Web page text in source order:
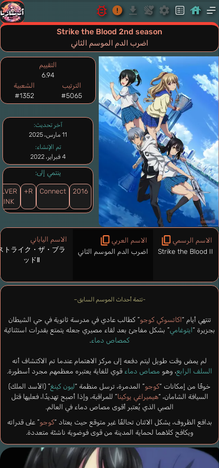
Strike the Blood 2nd season
اضرب الدم الموسم الثاني
آخر تحديث:
11 مارس، 2025
تم الإنشاء:
4 فبراير، 2022
ينتمي إلى:
2016
Connect
R+
LINK.
-تتمة أحداث الموسم السابق–
تنتهي أيام “اكاتسوكي كوجو” كطالب عادي في مدرسة ثانوية في حي الشيطان
بجزيرة “ايتوغامي” بشكل مفاجئ بعد لقاء مصيري جعله يتمتع بقدرات استثنائية
كمصاص دماء.
لم يمض وقت طويل ليتم دفعه إلى مركز الاهتمام عندما تم الاكتشاف أنه
السلف الرابع، وهو مصاص دماء قوي للغاية يعتبره معظمهم مجرد أسطورة.
خوفًا من إمكانات “كوجو” المدمرة، ترسل منظمة “ليون كينغ” (الأسد الملك)
السيافة الشامان، “هيميراغي يوكينا” للمراقبة، وإذا أصبح تهديدًا، فعليها قتل
الصبي الذي يُعتبر أقوى مصاص دماء في العالم.
بدافع الظروف، يشكل الاثنان تحالفًا غير متوقع حيث يعتاد “كوجو” على قدراته
ويكافح كلاهما لحماية المدينة من قوى فوضوية ناشئة متعددة.
الاسم الرسمي
Strike the Blood II
الاسم العربي
اضرب الدم الموسم الثاني
الاسم الياباني
トライク・ザ・ブラ
ッドⅡ
التقييم
6.94
الترتيب
#5065
الشعبية
#1352